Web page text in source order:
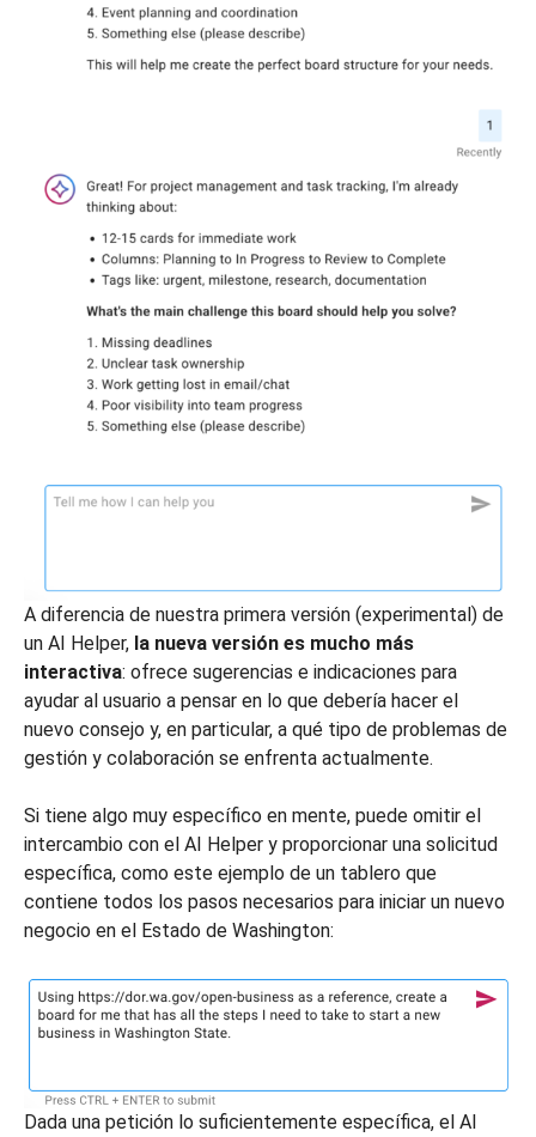
A diferencia de nuestra primera versión (experimental) de
un AI Helper, la nueva versión es mucho más
interactiva: ofrece sugerencias e indicaciones para
ayudar al usuario a pensar en lo que debería hacer el
nuevo consejo y, en particular, a qué tipo de problemas de
gestión y colaboración se enfrenta actualmente.
Si tiene algo muy específico en mente, puede omitir el
intercambio con el AI Helper y proporcionar una solicitud
específica, como este ejemplo de un tablero que
contiene todos los pasos necesarios para iniciar un nuevo
negocio en el Estado de Washington:
Dada una petición lo suficientemente específica, el AI